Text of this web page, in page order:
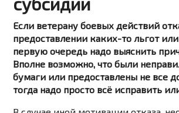
Если ветерану боевых действий
предоставлении каких-то льгот
первую очередь надо выяснить
Вполне возможно, что были
бумаги или предоставлены не все
тогда надо просто всё исправить